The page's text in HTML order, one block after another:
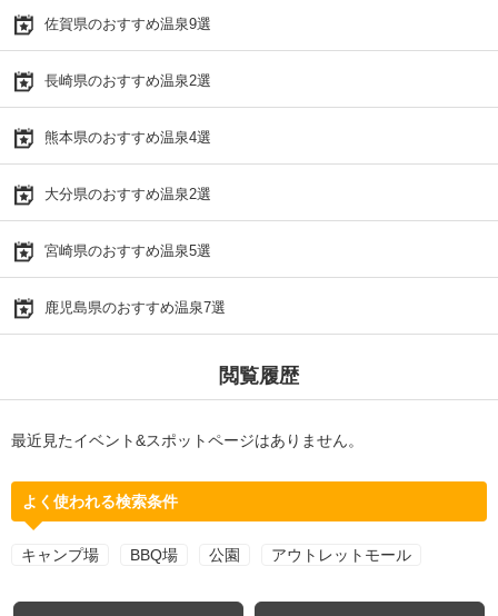
佐賀県のおすすめ温泉9選
長崎県のおすすめ温泉2選
熊本県のおすすめ温泉4選
大分県のおすすめ温泉2選
宮崎県のおすすめ温泉5選
鹿児島県のおすすめ温泉7選
閲覧履歴
最近見たイベント&スポットページはありません。
よく使われる検索条件
キャンプ場 BBQ場 公園 アウトレットモール